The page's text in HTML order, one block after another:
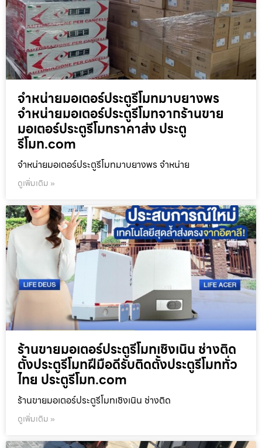
จำหน่ายมอเตอร์ประตูรีโมทมาบยางพร
จำหน่ายมอเตอร์ประตูรีโมทจากร้านขาย
มอเตอร์ประตูรีโมทราคาส่ง ประตู
รีโมท.com
จำหน่ายมอเตอร์ประตูรีโมทมาบยางพร จำหน่าย
ดูเพิ่มเติม »
ร้านขายมอเตอร์ประตูรีโมทเชิงเนิน ช่างติด
ตั้งประตูรีโมทฝีมือดีรับติดตั้งประตูรีโมททั่ว
ไทย ประตูรีโมท.com
ร้านขายมอเตอร์ประตูรีโมทเชิงเนิน ช่างติด
ดูเพิ่มเติม »